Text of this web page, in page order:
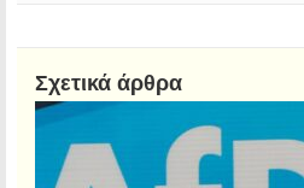
Σχετικά άρθρα